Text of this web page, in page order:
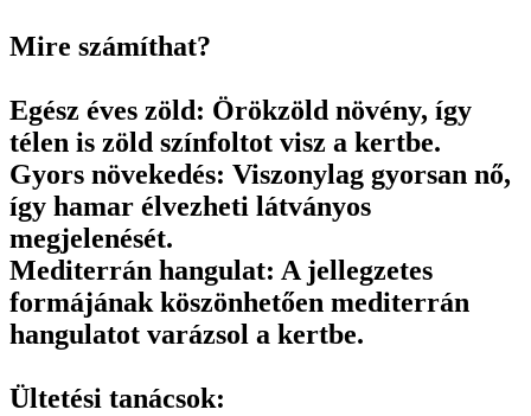
Mire számíthat?
Egész éves zöld: Örökzöld növény, így
télen is zöld színfoltot visz a kertbe.
Gyors növekedés: Viszonylag gyorsan nő,
így hamar élvezheti látványos
megjelenését.
Mediterrán hangulat: A jellegzetes
formájának köszönhetően mediterrán
hangulatot varázsol a kertbe.
Ültetési tanácsok: